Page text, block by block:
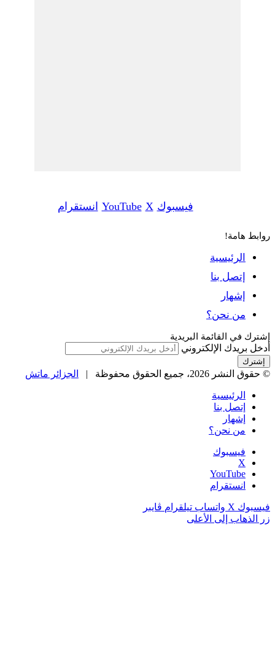
فيسبوك ‫X
‫YouTube انستقرام
هامة!
الرئيسية
إتصل بنا
إشهار
من نحن؟
في القائمة البريدية
بريدك الإلكتروني
النشر 2026، جميع الحقوق محفوظة | الجزائر ماتش
الرئيسية
إتصل بنا
إشهار
من نحن؟
فيسبوك
‫X
‫YouTube
انستقرام
‫X واتساب تيلقرام
ڤايبر
الذهاب إلى الأعلى